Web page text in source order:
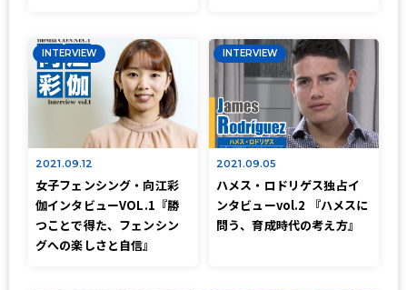
INTERVIEW
2021.09.12
女子フェンシング・向江彩
伽インタビューVOL.1『勝
つことで得た、フェンシン
グへの楽しさと自信』
INTERVIEW
2021.09.05
ハメス・ロドリゲス独占イ
ンタビューvol.2 『ハメスに
問う、育成時代の考え方』